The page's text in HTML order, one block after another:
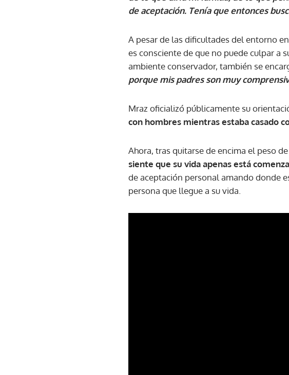
de aceptación. Tenía que entonces
A pesar de las dificultades del entorno
es consciente de que no puede culpar a
ambiente conservador, también se
porque mis padres son muy
Mraz oficializó públicamente su
con hombres mientras estaba casado
Ahora, tras quitarse de encima el peso
siente que su vida apenas está
de aceptación personal amando donde
persona que llegue a su vida.